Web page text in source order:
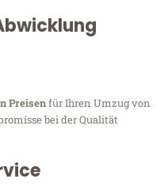
Preisenfür Ihren Umzug von
bei der Qualität